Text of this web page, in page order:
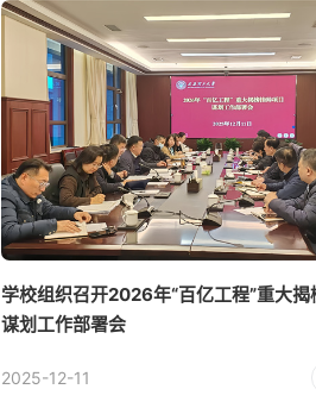
学校组织召开2026年“百亿工程”重大揭
谋划工作部署会
2025-12-11